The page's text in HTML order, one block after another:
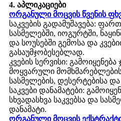
4. აპლიკაციები
ორგანული მოცვის წვენის
საკვების გადამუშავება:
სასმელებში, იოგურტში,
და სოუსებში გემოსა და
გასაუმჯობესებლად.
კვების სერვისი:
მოყვარული
სასმელების, დესერტებისა
საკვები დანამატები:
სხვადასხვა საკვებსა და
დანამატი.
ორგანული მოცვის